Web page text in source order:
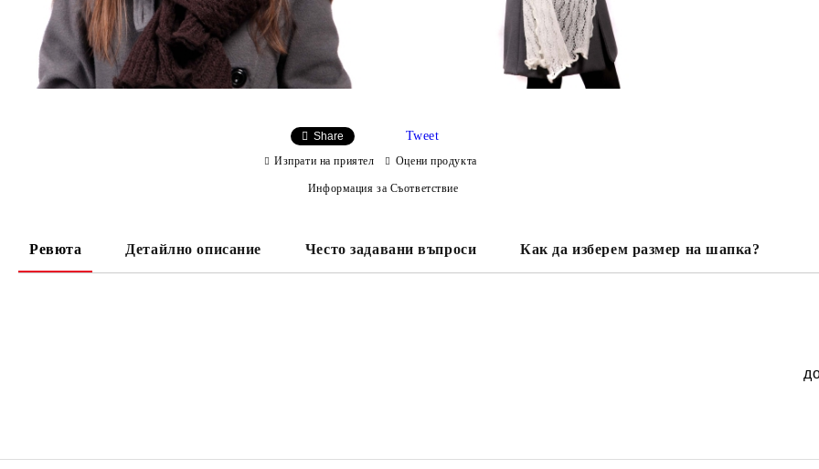
Share Tweet
Изпрати на приятел Оцени продукта
Информация за Съответствие
Ревюта Детайлно описание Често задавани въпроси Как да изберем размер на шапка?